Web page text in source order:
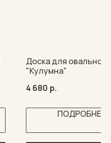
Доска для овальной
"Кулумна"
4 680 р.
ПОДРОБНЕЕ